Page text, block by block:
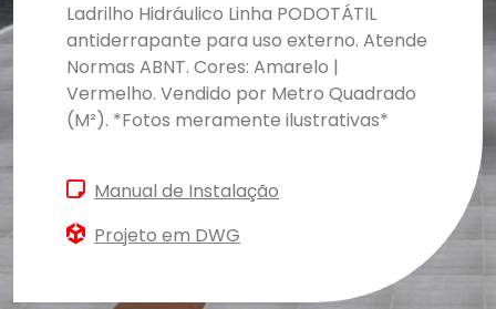
Ladrilho Hidráulico Linha PODOTÁTIL
antiderrapante para uso externo. Atende
Normas ABNT. Cores: Amarelo |
Vermelho. Vendido por Metro Quadrado
(M²). *Fotos meramente ilustrativas*
Manual de Instalação
Projeto em DWG